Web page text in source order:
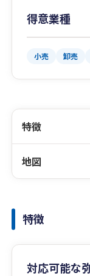
得意業種
小売 卸売
特徴
地図
特徴
対応可能な